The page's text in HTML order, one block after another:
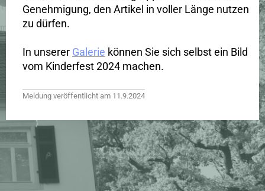
Genehmigung, den Artikel in voller Länge nutzen
zu dürfen.
In unserer Galerie können Sie sich selbst ein Bild
vom Kinderfest 2024 machen.
Meldung veröffentlicht am 11.9.2024